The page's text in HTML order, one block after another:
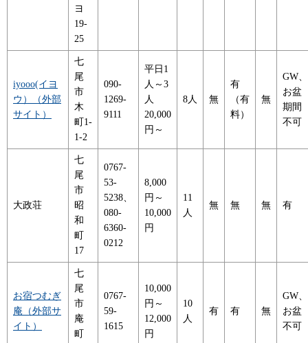
ヨ
19-
25
iyooo(イヨ
ウ）（外部
サイト）
七
尾
市
木
町1-
1-2
090-
1269-
9111
平日1
人～3
人
20,000
円～
8人 無
有
（有
料）
無
GW、
お盆
期間
不可
大政荘
七
尾
市
昭
和
町
17
0767-
53-
5238、
080-
6360-
0212
8,000
円～
10,000
円
11
人
無 無 無 有
お宿つむぎ
庵（外部サ
イト）
七
尾
市
庵
町
0767-
59-
1615
10,000
円～
12,000
円
10
人
有 有 無
GW、
お盆
不可